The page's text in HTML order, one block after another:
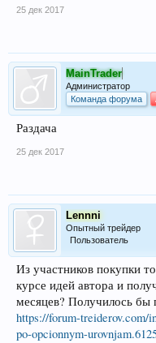
25 дек 2017
MainTrader
Администратор
Команда форума
Раздача
25 дек 2017
Lennni
Опытный трейдер
Пользователь
Из участников покупки
курсе идей автора и
месяцев? Получилось
https://forum-treiderov.com/
po-opcionnym-